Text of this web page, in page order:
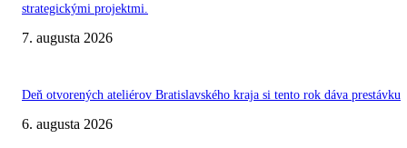
strategickými projektmi.
7. augusta 2026
Deň otvorených ateliérov Bratislavského kraja si tento rok dáva prestávku
6. augusta 2026